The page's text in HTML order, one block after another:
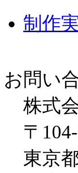
制作
お問い
株式
〒
東京